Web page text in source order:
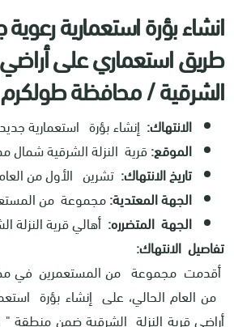
انشاء بؤرة استعمارية
طريق استعماري على أراضي
الشرقية / محافظة طولكرم
الانتهاك: إنشاء بؤرة استعمارية
الموقع:قرية النزلة الشرقية شمال
تاريخ الانتهاك: تشرين الأول من العام
الجهة المعتدية:مجموعة من
الجهة المتضرره: أهالي قرية النزلة
تفاصيل الانتهاك:
أقدمت مجموعة من المستعمرين في
من العام الحالي، على إنشاء بؤرة
أراضي قرية النزلة الشرقية ضمن منطقة "